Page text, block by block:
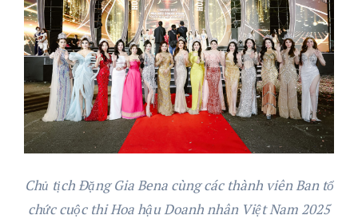
Chủ tịch Đặng Gia Bena cùng các thành viên Ban tổ
chức cuộc thi Hoa hậu Doanh nhân Việt Nam 2025